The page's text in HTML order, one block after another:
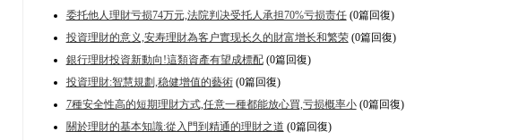
委托他人理財亏损74万元,法院判决受托人承担70%亏损责任(0篇回復)
投資理財的意义,安寿理財為客户實现长久的財富增长和繁荣(0篇回復)
銀行理財投資新動向!這類資產有望成標配(0篇回復)
投資理財:智慧規劃,稳健增值的藝術(0篇回復)
7種安全性高的短期理財方式,任意一種都能放心買,亏损概率小(0篇回復)
關於理財的基本知識:從入門到精通的理財之道 (0篇回復)